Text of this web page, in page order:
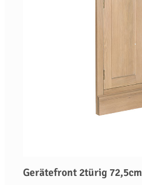
Gerätefront 2türig 72,5cm